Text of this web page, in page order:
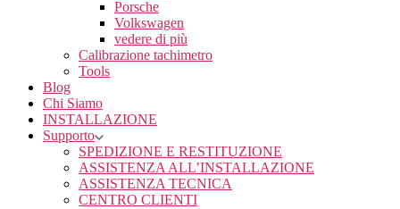
Porsche
Volkswagen
vedere di più
Calibrazione tachimetro
Tools
Blog
Chi Siamo
INSTALLAZIONE
Supporto
SPEDIZIONE E RESTITUZIONE
ASSISTENZA ALL’INSTALLAZIONE
ASSISTENZA TECNICA
CENTRO CLIENTI